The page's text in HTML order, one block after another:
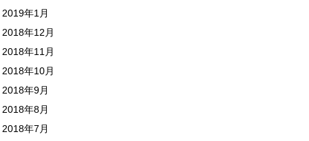
2019年1月
2018年12月
2018年11月
2018年10月
2018年9月
2018年8月
2018年7月